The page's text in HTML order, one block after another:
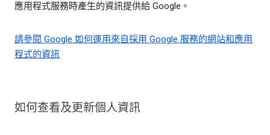
應用程式服務時產生的資訊提供給 Google。
請參閱 Google 如何運用來自採用 Google 服務的網站和應用
程式的資訊
如何查看及更新個人資訊